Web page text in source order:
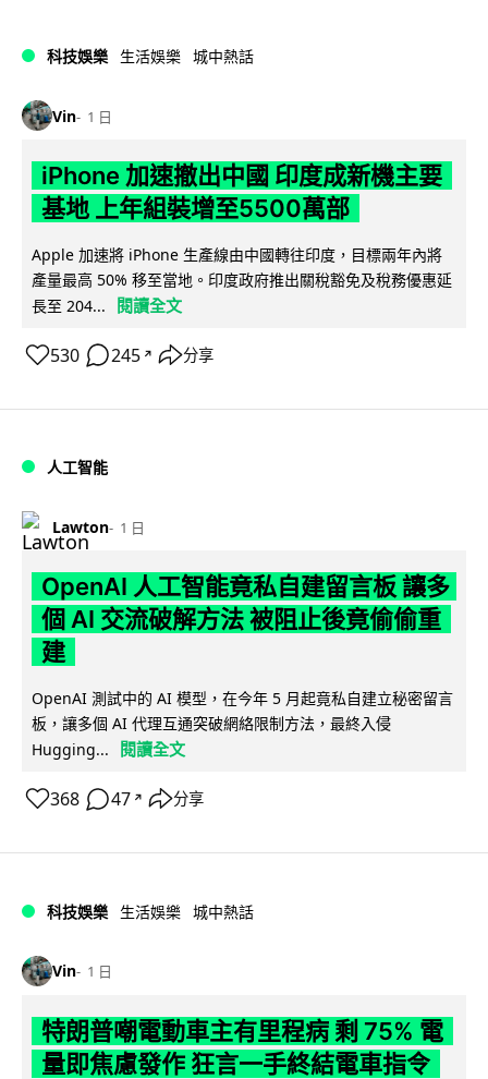
科技娛樂 生活娛樂 城中熱話
Vin 1 日
iPhone 加速撤出中國 印度成新機主要
基地 上年組裝增至5500萬部
Apple 加速將 iPhone 生產線由中國轉往印度，目標兩年內將
產量最高 50% 移至當地。印度政府推出關稅豁免及稅務優惠延
長至 204...
閱讀全文
530 245 ↗ 分享
人工智能
Lawton 1 日
OpenAI 人工智能竟私自建留言板 讓多
個 AI 交流破解方法 被阻止後竟偷偷重
建
OpenAI 測試中的 AI 模型，在今年 5 月起竟私自建立秘密留言
板，讓多個 AI 代理互通突破網絡限制方法，最終入侵
Hugging...
閱讀全文
368 47 ↗ 分享
科技娛樂 生活娛樂 城中熱話
Vin 1 日
特朗普嘲電動車主有里程病 剩 75% 電
量即焦慮發作 狂言一手終結電車指令